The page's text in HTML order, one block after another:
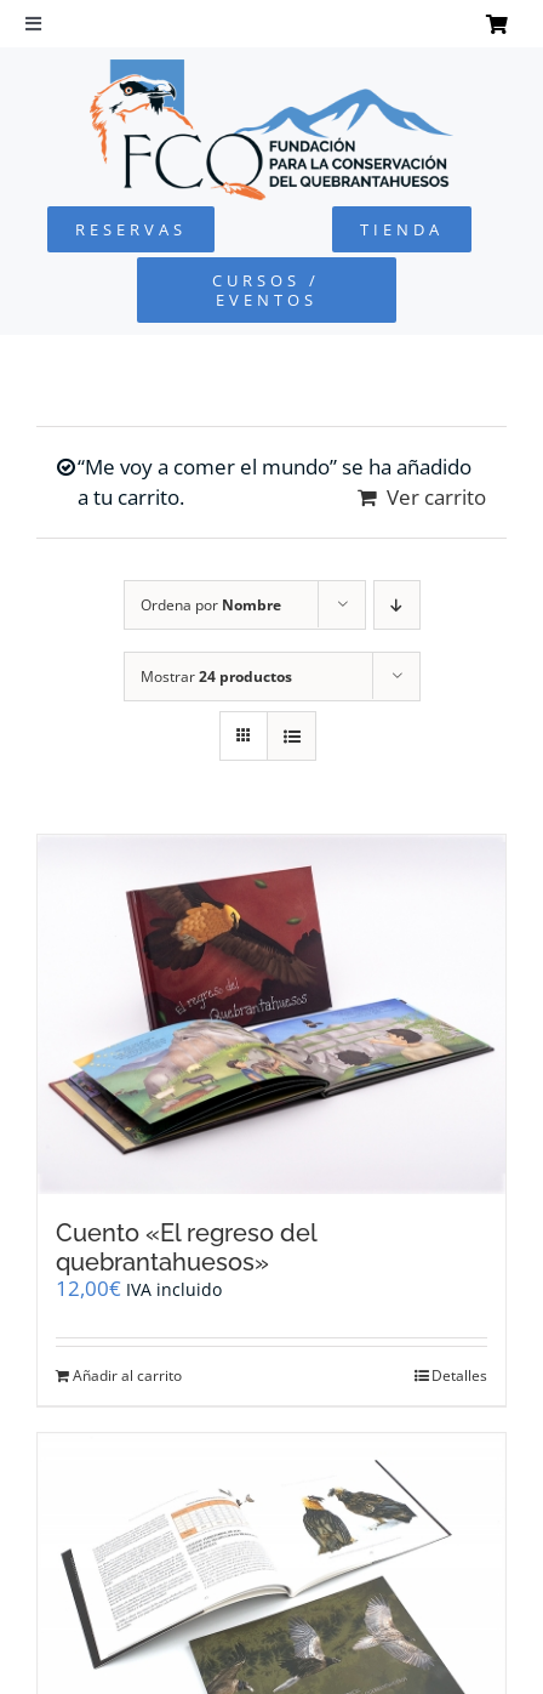
Saltar
Toggle
Navigation
QUEBRANTAHUESOS
FUNDACIÓN
RESERVAS TIENDA
CURSOS /
EVENTOS
“Me voy a comer el mundo” se ha añadido
a tu carrito.
Ver carrito
Ordena por Nombre
Mostrar24 productos
Cuento «El regreso del
quebrantahuesos»
12,00€ IVA incluido
Añadir al carrito Detalles